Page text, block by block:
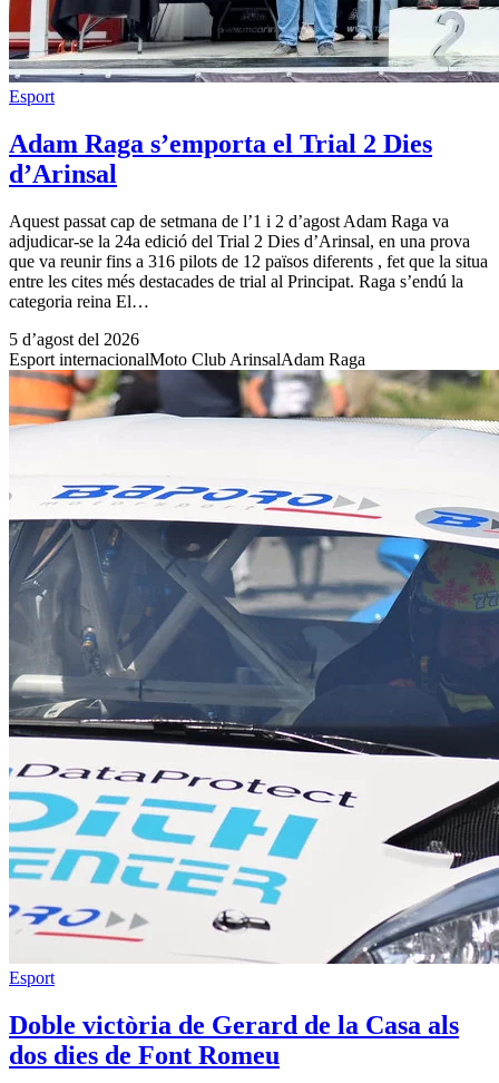
Esport
Adam Raga s’emporta el Trial 2 Dies
d’Arinsal
Aquest passat cap de setmana de l’1 i 2 d’agost Adam Raga va
adjudicar-se la 24a edició del Trial 2 Dies d’Arinsal, en una prova
que va reunir fins a 316 pilots de 12 països diferents , fet que la situa
entre les cites més destacades de trial al Principat. Raga s’endú la
categoria reina El…
5 d’agost del 2026
Esport internacionalMoto Club ArinsalAdam Raga
Esport
Doble victòria de Gerard de la Casa als
dos dies de Font Romeu